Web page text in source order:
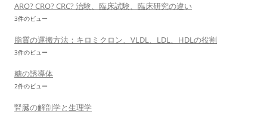
ARO? CRO? CRC? 治験、臨床試験、臨床研究の違い
3件のビュー
脂質の運搬方法：キロミクロン、VLDL、LDL、HDLの役割
3件のビュー
糖の誘導体
2件のビュー
腎臓の解剖学と生理学